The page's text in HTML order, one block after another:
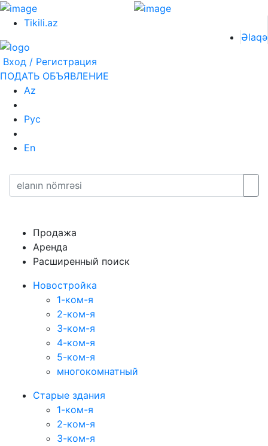
Tikili.az
Əlaqə
Вход / Регистрация
ПОДАТЬ ОБЪЯВЛЕНИЕ
Az
Рус
En
Продажа
Аренда
Расширенный поиск
Новостройка
1-ком-я
2-ком-я
3-ком-я
4-ком-я
5-ком-я
многокомнатный
Старые здания
1-ком-я
2-ком-я
3-ком-я